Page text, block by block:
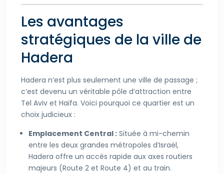
Les avantages
stratégiques de la ville de
Hadera
Hadera n’est plus seulement une ville de passage ;
c’est devenu un véritable pôle d’attraction entre
Tel Aviv et Haïfa. Voici pourquoi ce quartier est un
choix judicieux :
Emplacement Central : Située à mi-chemin
entre les deux grandes métropoles d’Israël,
Hadera offre un accès rapide aux axes routiers
majeurs (Route 2 et Route 4) et au train.